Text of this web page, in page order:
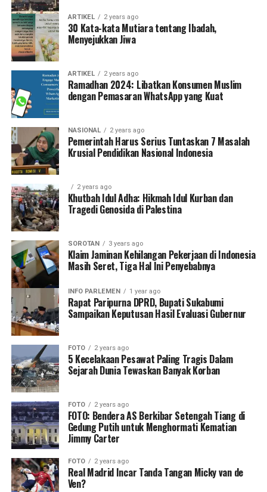
ARTIKEL 2 years ago
30 Kata-kata Mutiara tentang Ibadah,
Menyejukkan Jiwa
ARTIKEL 2 years ago
Ramadhan 2024: Libatkan Konsumen Muslim
dengan Pemasaran WhatsApp yang Kuat
NASIONAL 2 years ago
Pemerintah Harus Serius Tuntaskan 7 Masalah
Krusial Pendidikan Nasional Indonesia
2 years ago
Khutbah Idul Adha: Hikmah Idul Kurban dan
Tragedi Genosida di Palestina
SOROTAN 3 years ago
Klaim Jaminan Kehilangan Pekerjaan di Indonesia
Masih Seret, Tiga Hal Ini Penyebabnya
INFO PARLEMEN 1 year ago
Rapat Paripurna DPRD, Bupati Sukabumi
Sampaikan Keputusan Hasil Evaluasi Gubernur
FOTO 2 years ago
5 Kecelakaan Pesawat Paling Tragis Dalam
Sejarah Dunia Tewaskan Banyak Korban
FOTO 2 years ago
FOTO: Bendera AS Berkibar Setengah Tiang di
Gedung Putih untuk Menghormati Kematian
Jimmy Carter
FOTO 2 years ago
Real Madrid Incar Tanda Tangan Micky van de
Ven?